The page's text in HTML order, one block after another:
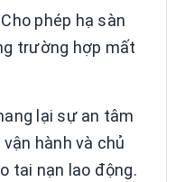
Cho phép hạ sàn
trường hợp mất
lại sự an tâm
hành và chủ
tai nạn lao động.